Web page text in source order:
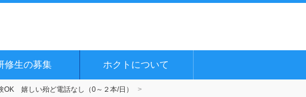
修生の募集 ホクトについて
嬉しい殆ど電話なし（0～２本/日）